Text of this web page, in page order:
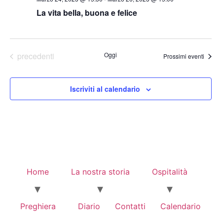
La vita bella, buona e felice
Eventi
precedenti Oggi Prossimi eventi
Iscriviti al calendario
Home La nostra storia Ospitalità
Preghiera Diario Contatti Calendario